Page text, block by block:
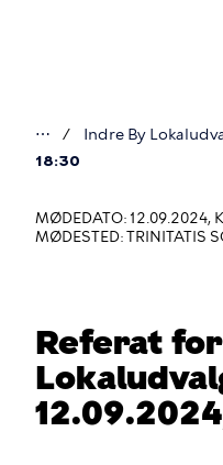
Du
her
⋯ Indre By
18:30
MØDEDATO: 12.09.2024,
MØDESTED: TRINITATIS
Referat